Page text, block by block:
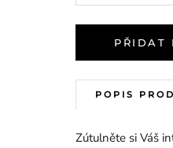
PŘIDAT
POPIS
Zútulněte si Váš